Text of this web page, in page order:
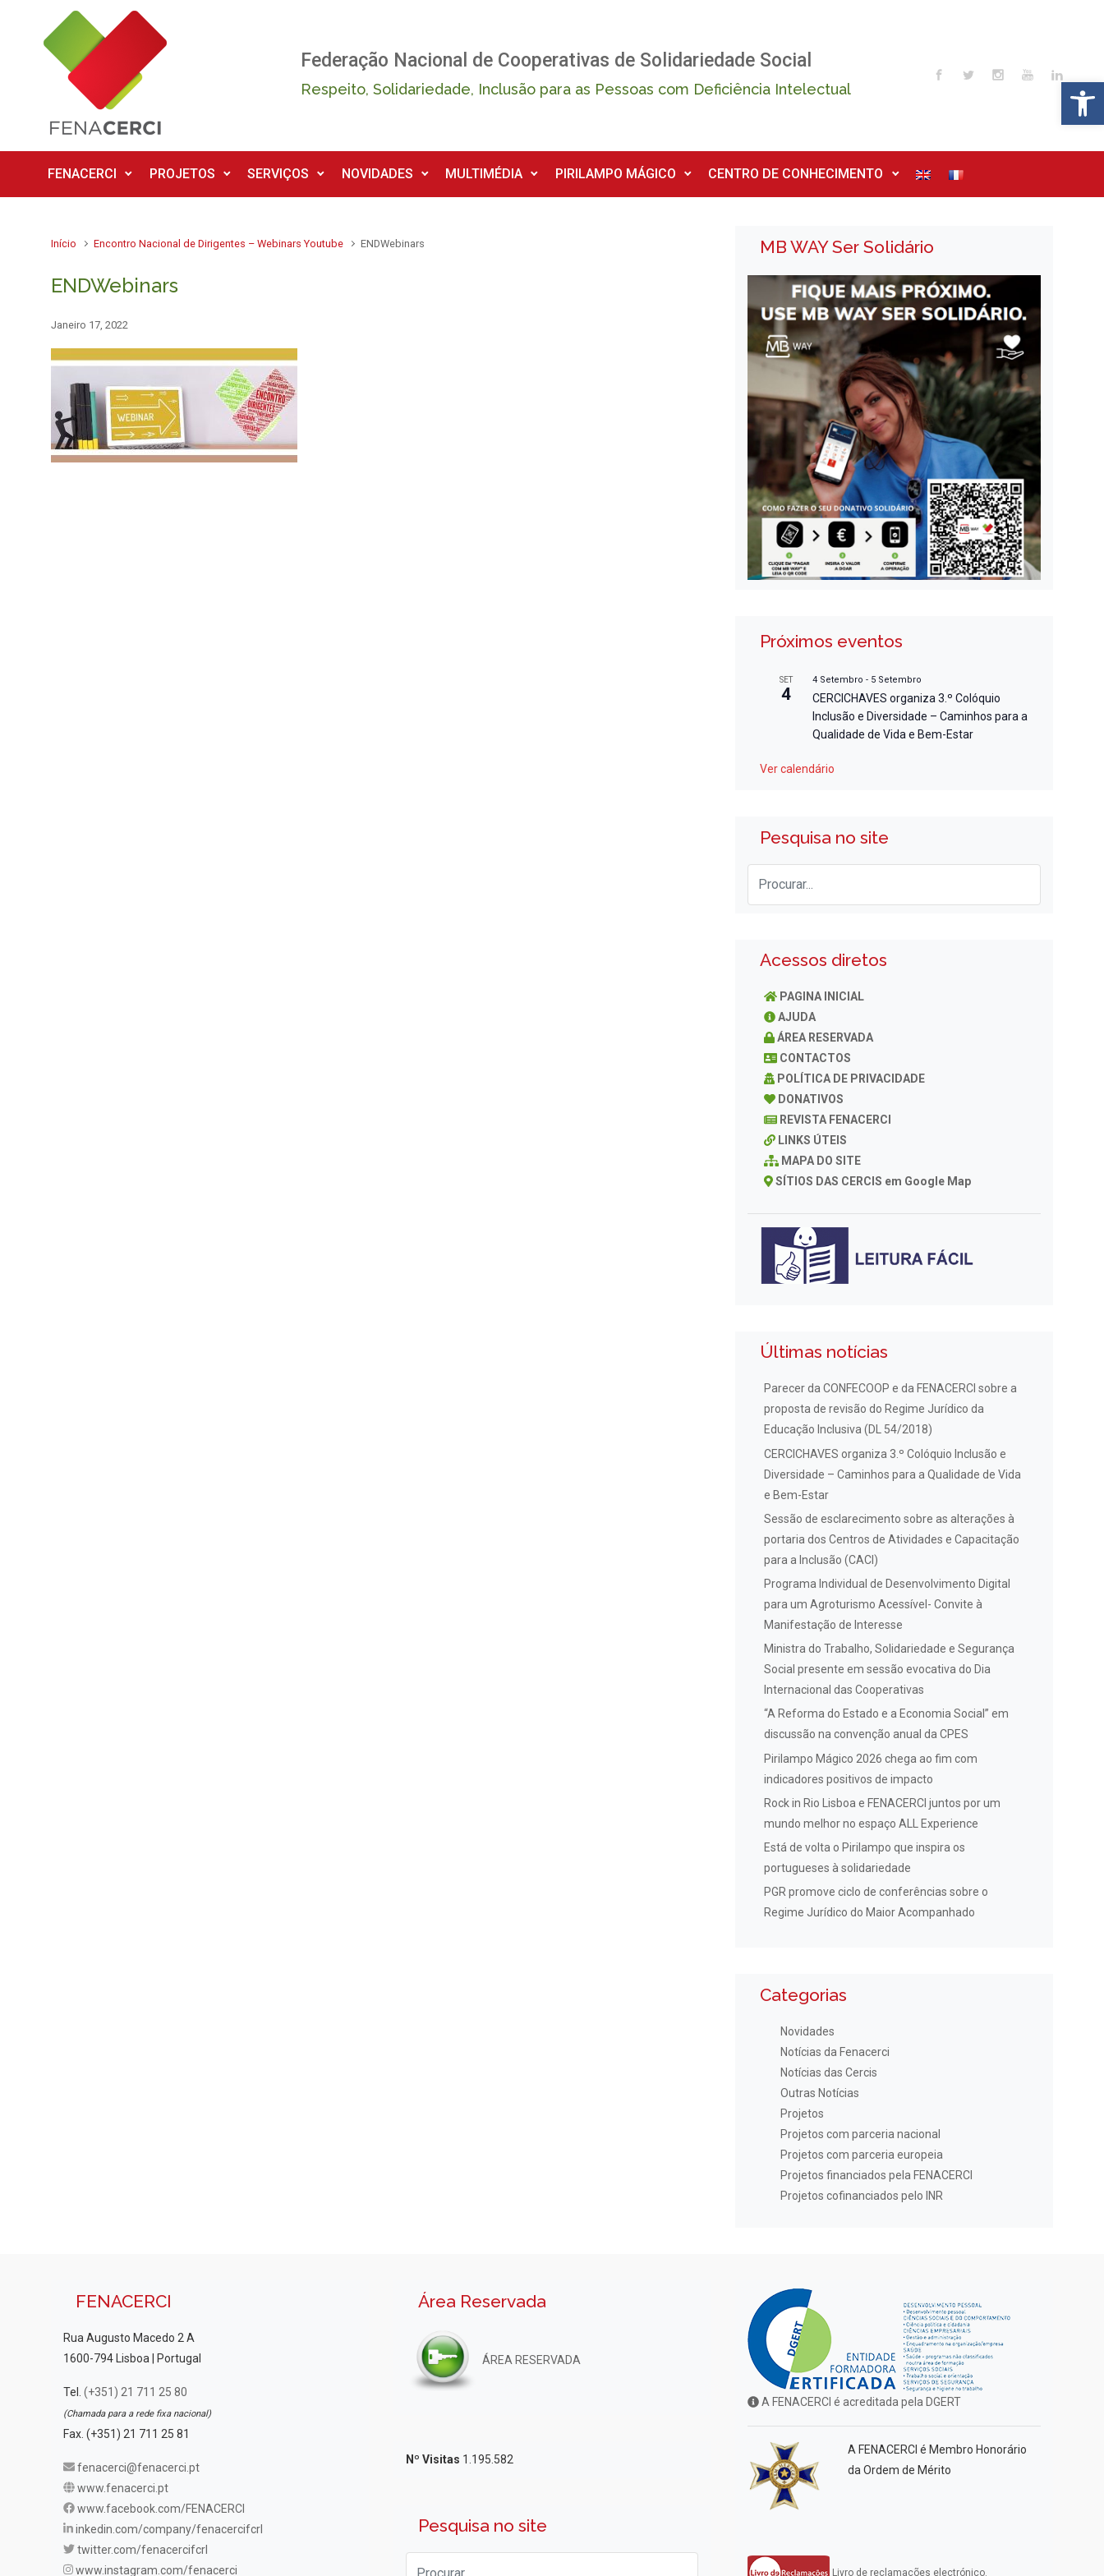
Skip to main content
Federação Nacional de Cooperativas de Solidariedade Social
Respeito, Solidariedade, Inclusão para as Pessoas com Deficiência Intelectual
FENACERCI PROJETOS SERVIÇOS NOVIDADES MULTIMÉDIA PIRILAMPO MÁGICO CENTRO DE CONHECIMENTO
Início Encontro Nacional de Dirigentes – Webinars Youtube ENDWebinars
ENDWebinars
Janeiro 17, 2022
MB WAY Ser Solidário
Próximos eventos
SET
4
4 Setembro - 5 Setembro
CERCICHAVES organiza 3.º Colóquio
Inclusão e Diversidade – Caminhos para a
Qualidade de Vida e Bem-Estar
Ver calendário
Pesquisa no site
Acessos diretos
PAGINA INICIAL
AJUDA
ÁREA RESERVADA
CONTACTOS
POLÍTICA DE PRIVACIDADE
DONATIVOS
REVISTA FENACERCI
LINKS ÚTEIS
MAPA DO SITE
SÍTIOS DAS CERCIS em Google Map
Últimas notícias
Parecer da CONFECOOP e da FENACERCI sobre a
proposta de revisão do Regime Jurídico da
Educação Inclusiva (DL 54/2018)
CERCICHAVES organiza 3.º Colóquio Inclusão e
Diversidade – Caminhos para a Qualidade de Vida
e Bem-Estar
Sessão de esclarecimento sobre as alterações à
portaria dos Centros de Atividades e Capacitação
para a Inclusão (CACI)
Programa Individual de Desenvolvimento Digital
para um Agroturismo Acessível- Convite à
Manifestação de Interesse
Ministra do Trabalho, Solidariedade e Segurança
Social presente em sessão evocativa do Dia
Internacional das Cooperativas
“A Reforma do Estado e a Economia Social” em
discussão na convenção anual da CPES
Pirilampo Mágico 2026 chega ao fim com
indicadores positivos de impacto
Rock in Rio Lisboa e FENACERCI juntos por um
mundo melhor no espaço ALL Experience
Está de volta o Pirilampo que inspira os
portugueses à solidariedade
PGR promove ciclo de conferências sobre o
Regime Jurídico do Maior Acompanhado
Categorias
Novidades
Notícias da Fenacerci
Notícias das Cercis
Outras Notícias
Projetos
Projetos com parceria nacional
Projetos com parceria europeia
Projetos financiados pela FENACERCI
Projetos cofinanciados pelo INR
FENACERCI
Rua Augusto Macedo 2 A
1600-794 Lisboa | Portugal
Tel. (+351) 21 711 25 80
(Chamada para a rede fixa nacional)
Fax. (+351) 21 711 25 81
fenacerci@fenacerci.pt
www.fenacerci.pt
www.facebook.com/FENACERCI
inkedin.com/company/fenacercifcrl
twitter.com/fenacercifcrl
www.instagram.com/fenacerci
Área Reservada
ÁREA RESERVADA
Nº Visitas 1.195.582
Pesquisa no site
A FENACERCI é acreditada pela DGERT
A FENACERCI é Membro Honorário
da Ordem de Mérito
Livro de reclamações electrónico.